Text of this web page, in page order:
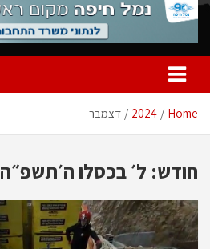
Home
2024 דצמבר
חודש: ל׳ בכסלו ה׳תשפ״ה